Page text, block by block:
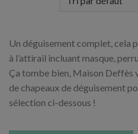
Un déguisement complet, cela
à l’attirail incluant masque,
Ça tombe bien, Maison Deffès
de chapeaux de déguisement
sélection ci-dessous !